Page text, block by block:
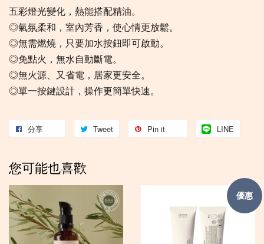
五彩燈光變化，熱能搭配精油。
◎氣氛柔和，室內芳香，使心情更放鬆。
◎無需燃燒，只要加水按鈕即可啟動。
◎免點火，無水自動斷電。
◎無火源、又省電，居家更安全。
◎單一按鍵設計，操作更簡單快速。
分享 Tweet Pin it LINE
您可能也喜歡
優惠